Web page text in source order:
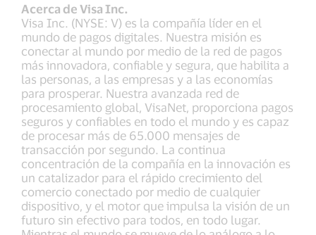
Acerca de Visa Inc.
Visa Inc. (NYSE: V) es la compañía líder en el
mundo de pagos digitales. Nuestra misión es
conectar al mundo por medio de la red de pagos
más innovadora, confiable y segura, que habilita a
las personas, a las empresas y a las economías
para prosperar. Nuestra avanzada red de
procesamiento global, VisaNet, proporciona pagos
seguros y confiables en todo el mundo y es capaz
de procesar más de 65.000 mensajes de
transacción por segundo. La continua
concentración de la compañía en la innovación es
un catalizador para el rápido crecimiento del
comercio conectado por medio de cualquier
dispositivo, y el motor que impulsa la visión de un
futuro sin efectivo para todos, en todo lugar.